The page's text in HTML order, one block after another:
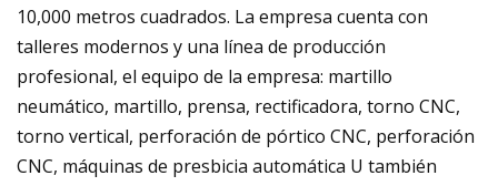
10,000 metros cuadrados. La empresa cuenta con
talleres modernos y una línea de producción
profesional, el equipo de la empresa: martillo
neumático, martillo, prensa, rectificadora, torno CNC,
torno vertical, perforación de pórtico CNC, perforación
CNC, máquinas de presbicia automática U también